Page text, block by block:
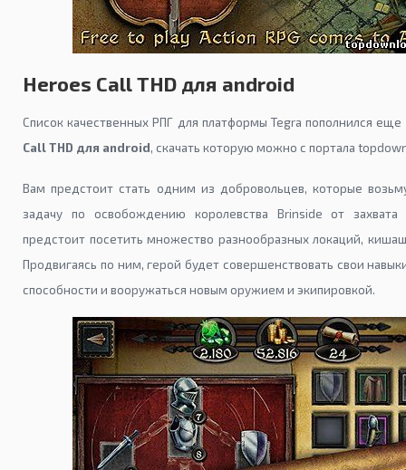
Heroes Call THD для android
Список качественных РПГ для платформы Tegra пополнился
Call THD для android, скачать которую можно с портала
Вам предстоит стать одним из добровольцев, которые
задачу по освобождению королевства Brinside от захвата
предстоит посетить множество разнообразных локаций,
Продвигаясь по ним, герой будет совершенствовать свои
способности и вооружаться новым оружием и экипировкой.